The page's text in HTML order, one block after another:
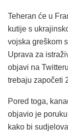
Teheran će u
kutije s
vojska greškom
Uprava za
objavi na
trebaju započeti
Pored toga,
objavio je
kako bi